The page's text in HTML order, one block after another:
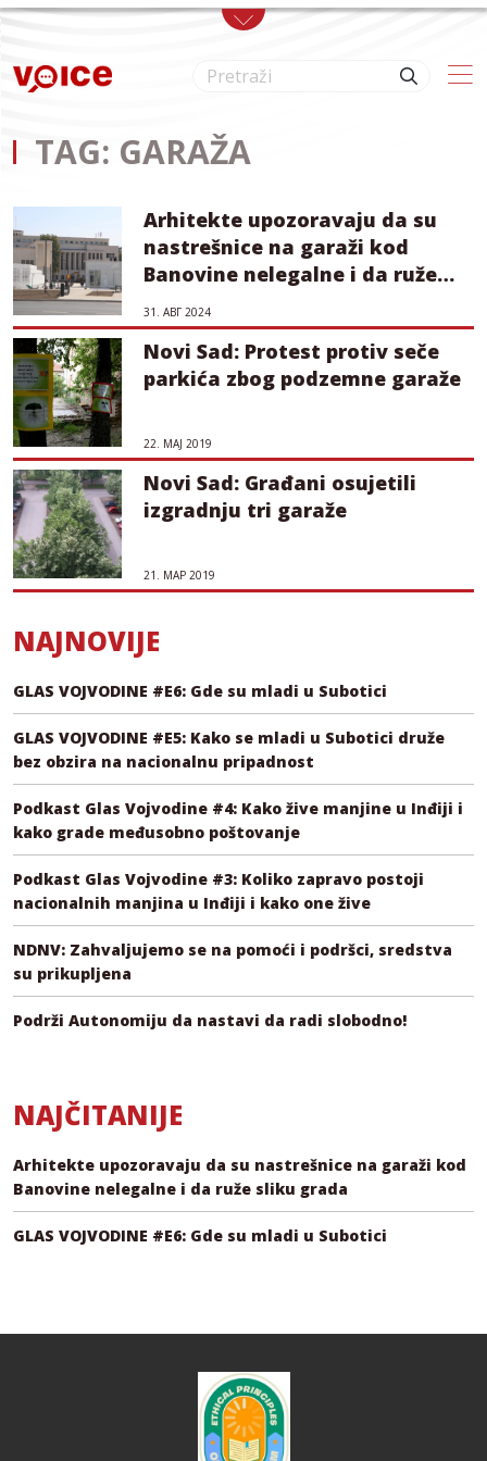
Skip to main content
TAG: GARAŽA
Arhitekte upozoravaju da su
nastrešnice na garaži kod
Banovine nelegalne i da ruže
sliku grada
31. АВГ 2024
Novi Sad: Protest protiv seče
parkića zbog podzemne garaže
22. МАЈ 2019
Novi Sad: Građani osujetili
izgradnju tri garaže
21. МАР 2019
NAJNOVIJE
GLAS VOJVODINE #E6: Gde su mladi u Subotici
GLAS VOJVODINE #E5: Kako se mladi u Subotici druže
bez obzira na nacionalnu pripadnost
Podkast Glas Vojvodine #4: Kako žive manjine u Inđiji i
kako grade međusobno poštovanje
Podkast Glas Vojvodine #3: Koliko zapravo postoji
nacionalnih manjina u Inđiji i kako one žive
NDNV: Zahvaljujemo se na pomoći i podršci, sredstva
su prikupljena
Podrži Autonomiju da nastavi da radi slobodno!
NAJČITANIJE
Arhitekte upozoravaju da su nastrešnice na garaži kod
Banovine nelegalne i da ruže sliku grada
GLAS VOJVODINE #E6: Gde su mladi u Subotici